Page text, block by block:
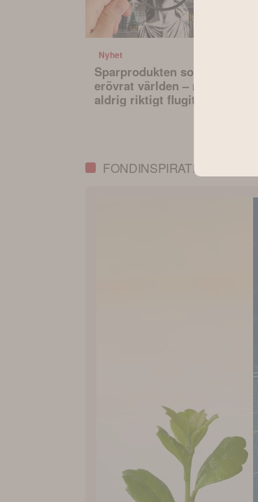
Nyhet
Sparprodukten som
erövrat världen – men
aldrig riktigt flugit i
FONDINSPIRATION